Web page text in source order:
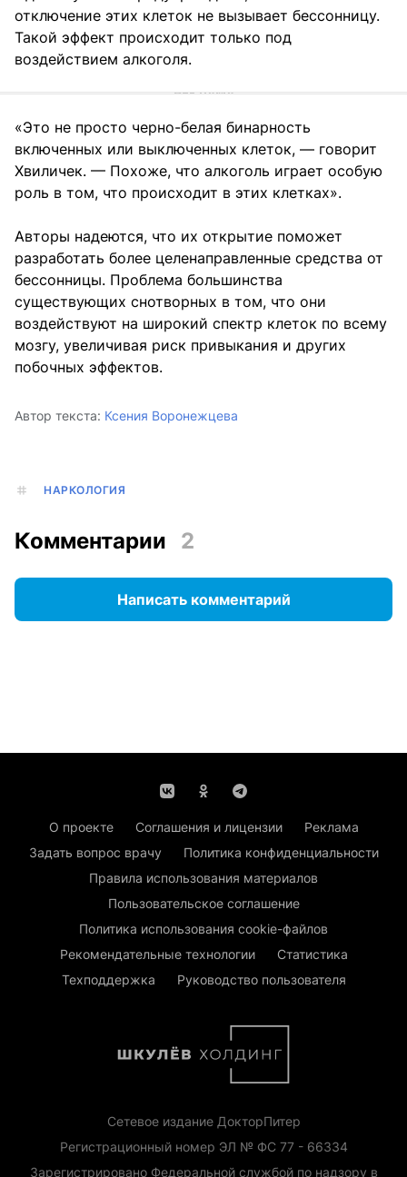
отключение этих клеток не вызывает бессонницу.
Такой эффект происходит только под
воздействием алкоголя.
«Это не просто черно-белая бинарность
включенных или выключенных клеток, — говорит
Хвиличек. — Похоже, что алкоголь играет особую
роль в том, что происходит в этих клетках».
Авторы надеются, что их открытие поможет
разработать более целенаправленные средства от
бессонницы. Проблема большинства
существующих снотворных в том, что они
воздействуют на широкий спектр клеток по всему
мозгу, увеличивая риск привыкания и других
побочных эффектов.
Автор текста: Ксения Воронежцева
НАРКОЛОГИЯ
Комментарии 2
Написать комментарий
О проекте Соглашения и лицензии
Реклама
Задать вопрос врачу
Политика конфиденциальности
Правила использования материалов
Пользовательское соглашение
Политика использования cookie-файлов
Рекомендательные технологии
Статистика
Техподдержка
Руководство пользователя
Сетевое издание ДокторПитер
Регистрационный номер ЭЛ № ФС 77 - 66334
Зарегистрировано Федеральной службой по надзору в